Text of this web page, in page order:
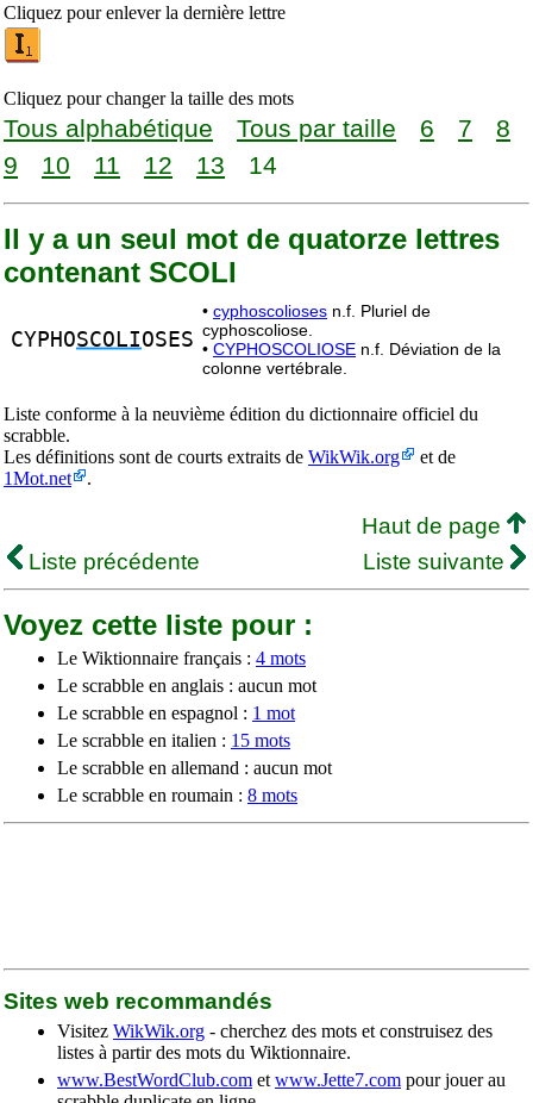
Cliquez pour enlever la dernière lettre
Cliquez pour changer la taille des mots
Tous alphabétique Tous par taille 6 7
8
9
10 11 12 13 14
Il y a un seul mot de quatorze lettres
contenant SCOLI
CYPHOSCOLIOSES
• cyphoscolioses n.f. Pluriel de
cyphoscoliose.
• CYPHOSCOLIOSE n.f. Déviation de la
colonne vertébrale.
Liste conforme à la neuvième édition du dictionnaire officiel du
scrabble.
Les définitions sont de courts extraits de WikWik.org
et de
1Mot.net
.
Haut de page
Liste précédente
Liste suivante
Voyez cette liste pour :
Le Wiktionnaire français : 4 mots
Le scrabble en anglais : aucun mot
Le scrabble en espagnol : 1 mot
Le scrabble en italien : 15 mots
Le scrabble en allemand : aucun mot
Le scrabble en roumain : 8 mots
Sites web recommandés
Visitez WikWik.org - cherchez des mots et construisez des
listes à partir des mots du Wiktionnaire.
www.BestWordClub.com et www.Jette7.com pour jouer au